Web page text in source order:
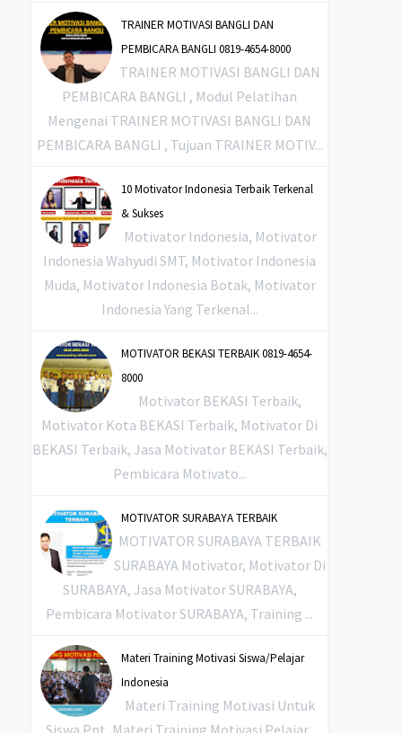
TRAINER MOTIVASI BANGLI DAN
PEMBICARA BANGLI 0819-4654-8000
TRAINER MOTIVASI BANGLI DAN
PEMBICARA BANGLI , Modul Pelatihan
Mengenai TRAINER MOTIVASI BANGLI DAN
PEMBICARA BANGLI , Tujuan TRAINER MOTIV...
10 Motivator Indonesia Terbaik Terkenal
& Sukses
Motivator Indonesia, Motivator
Indonesia Wahyudi SMT, Motivator Indonesia
Muda, Motivator Indonesia Botak, Motivator
Indonesia Yang Terkenal...
MOTIVATOR BEKASI TERBAIK 0819-4654-
8000
Motivator BEKASI Terbaik,
Motivator Kota BEKASI Terbaik, Motivator Di
BEKASI Terbaik, Jasa Motivator BEKASI Terbaik,
Pembicara Motivato...
MOTIVATOR SURABAYA TERBAIK
MOTIVATOR SURABAYA TERBAIK
SURABAYA Motivator, Motivator Di
SURABAYA, Jasa Motivator SURABAYA,
Pembicara Motivator SURABAYA, Training ...
Materi Training Motivasi Siswa/Pelajar
Indonesia
Materi Training Motivasi Untuk
Siswa Ppt ,Materi Training Motivasi Pelajar,